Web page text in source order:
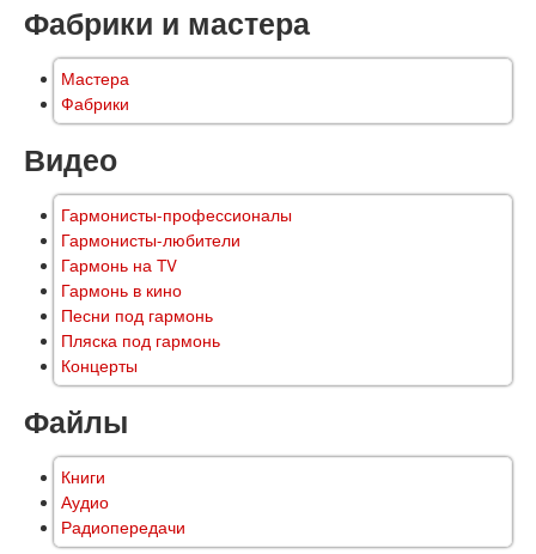
Фабрики и мастера
Мастера
Фабрики
Видео
Гармонисты-профессионалы
Гармонисты-любители
Гармонь на TV
Гармонь в кино
Песни под гармонь
Пляска под гармонь
Концерты
Файлы
Книги
Аудио
Радиопередачи